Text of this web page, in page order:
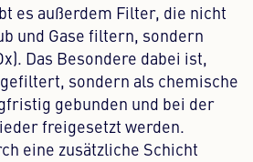
es außerdem Filter, die nicht
und Gase filtern, sondern
Das Besondere dabei ist,
sondern als chemische
gebunden und bei der
freigesetzt werden.
eine zusätzliche Schicht